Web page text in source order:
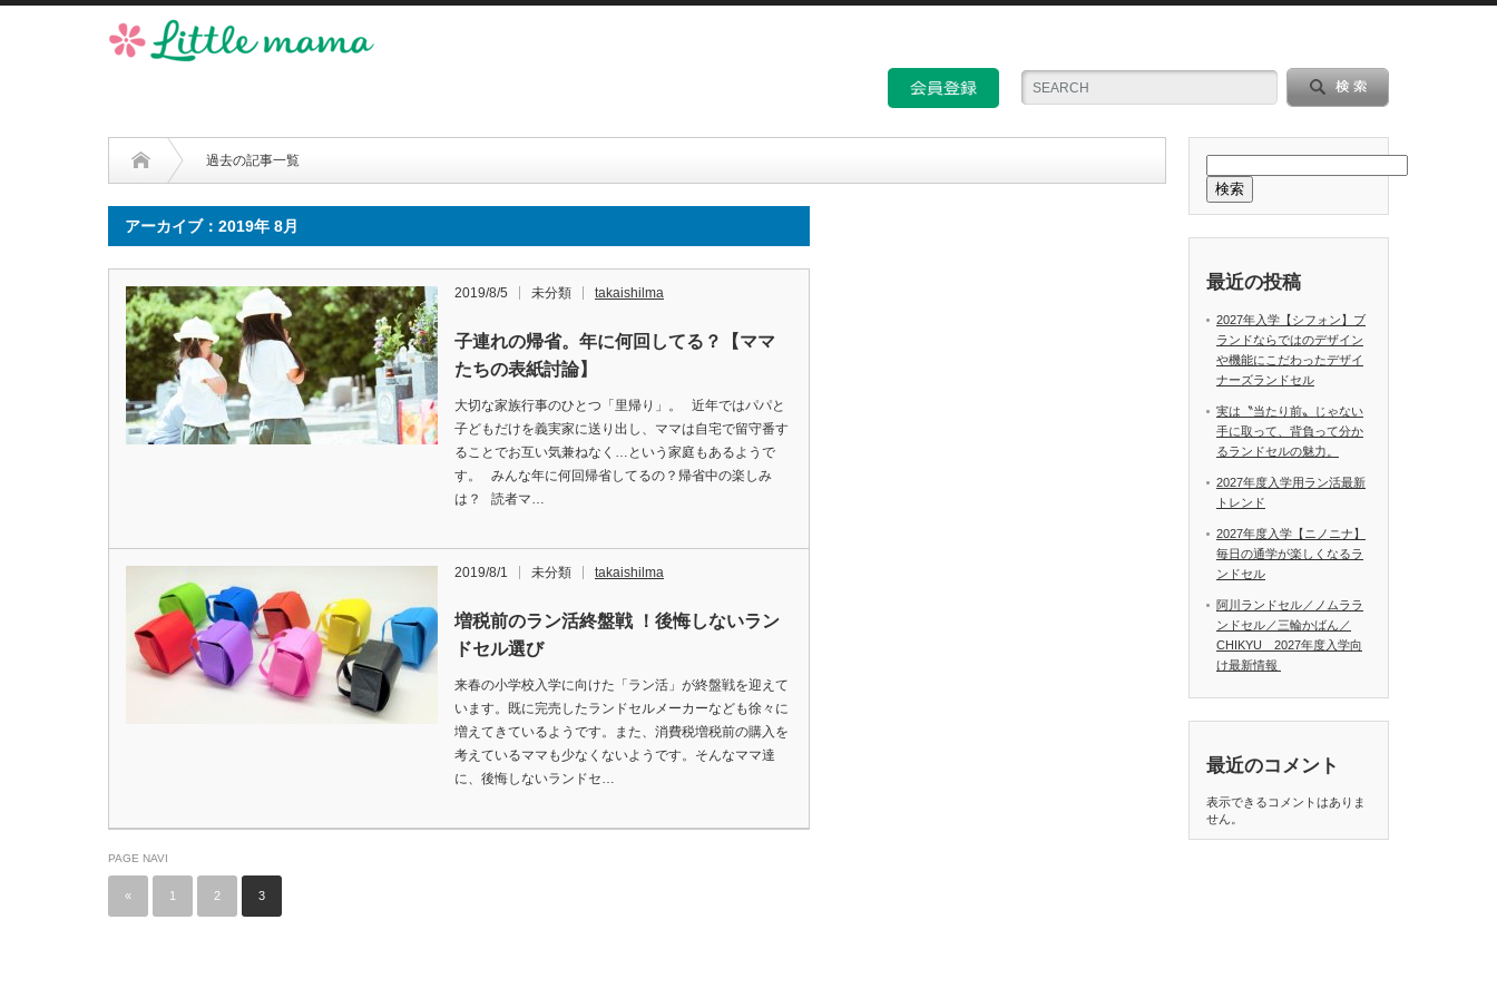
過去の記事一覧
アーカイブ：2019年 8月
2019/8/5 未分類 takaishilma
子連れの帰省。年に何回してる？【ママ
たちの表紙討論】
大切な家族行事のひとつ「里帰り」。 近年ではパパと
子どもだけを義実家に送り出し、ママは自宅で留守番す
ることでお互い気兼ねなく…という家庭もあるようで
す。 みんな年に何回帰省してるの？帰省中の楽しみ
は？ 読者マ…
2019/8/1 未分類 takaishilma
増税前のラン活終盤戦 ！後悔しないラン
ドセル選び
来春の小学校入学に向けた「ラン活」が終盤戦を迎えて
います。既に完売したランドセルメーカーなども徐々に
増えてきているようです。また、消費税増税前の購入を
考えているママも少なくないようです。そんなママ達
に、後悔しないランドセ…
PAGE NAVI
« 1 2 3
検索
最近の投稿
2027年入学【シフォン】ブ
ランドならではのデザイン
や機能にこだわったデザイ
ナーズランドセル
実は〝当たり前〟じゃない
手に取って、背負って分か
るランドセルの魅力。
2027年度入学用ラン活最新
トレンド
2027年度入学【ニノニナ】
毎日の通学が楽しくなるラ
ンドセル
阿川ランドセル／ノムララ
ンドセル／三輪かばん／
CHIKYU 2027年度入学向
け最新情報
最近のコメント
表示できるコメントはありま
せん。